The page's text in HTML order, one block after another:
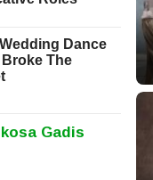
Gadis